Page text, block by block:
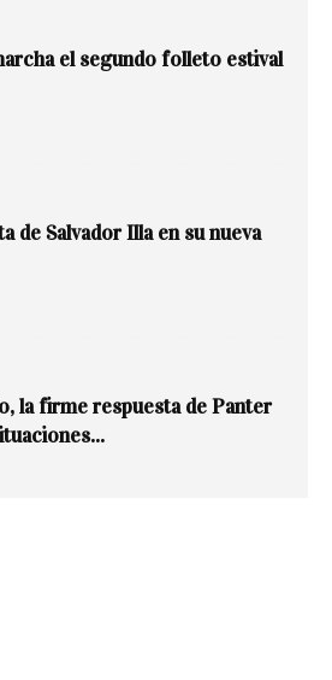
el segundo folleto estival
de Salvador Illa en su nueva
la firme respuesta de Panter